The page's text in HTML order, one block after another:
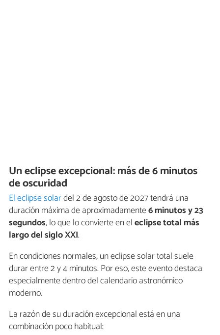
Un eclipse excepcional: más de 6 minutos
de oscuridad
El eclipse solardel 2 de agosto de 2027 tendrá una
duración máxima de aproximadamente6 minutos y 23
segundos, lo que lo convierte en eleclipse total más
largo del siglo XXI.
En condiciones normales, un eclipse solar total suele
durar entre 2 y 4 minutos. Por eso, este evento destaca
especialmente dentro del calendario astronómico
moderno.
La razón de su duración excepcional está en una
combinación poco habitual: